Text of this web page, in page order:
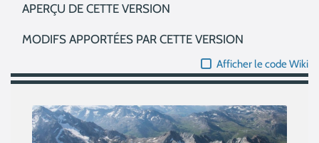
APERÇU DE CETTE VERSION
MODIFS APPORTÉES PAR CETTE VERSION
Afficher le code Wiki